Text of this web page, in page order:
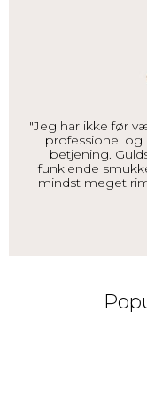
"Jeg har ikke før
professionel
betjening.
funklende
mindst meget